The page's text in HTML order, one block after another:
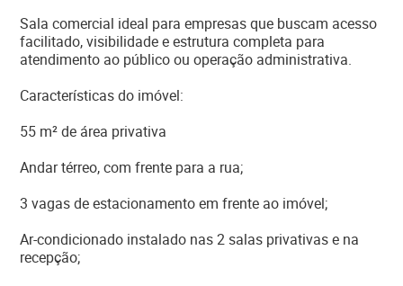
Sala comercial ideal para empresas que buscam acesso
facilitado, visibilidade e estrutura completa para
atendimento ao público ou operação administrativa.
Características do imóvel:
55 m² de área privativa
Andar térreo, com frente para a rua;
3 vagas de estacionamento em frente ao imóvel;
Ar-condicionado instalado nas 2 salas privativas e na
recepção;